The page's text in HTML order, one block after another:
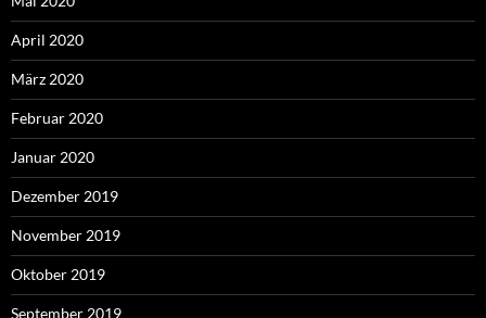
April 2020
März 2020
Februar 2020
Januar 2020
Dezember 2019
November 2019
Oktober 2019
September 2019